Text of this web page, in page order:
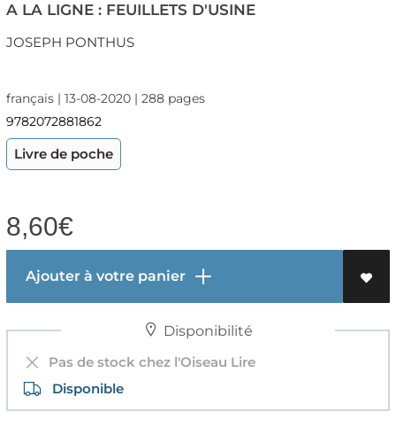
A LA LIGNE : FEUILLETS D'USINE
JOSEPH PONTHUS
français | 13-08-2020 | 288 pages
9782072881862
Livre de poche
8,60€
Ajouter à votre panier
Disponibilité
Pas de stock chez l'Oiseau Lire
Disponible